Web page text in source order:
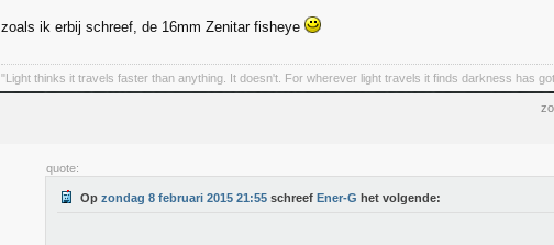
zoals ik erbij schreef, de 16mm Zenitar fisheye
"Light thinks it travels faster than anything. It doesn't. For wherever light travels it finds darkness has
quote:
Op zondag 8 februari 2015 21:55 schreef Ener-G het volgende: